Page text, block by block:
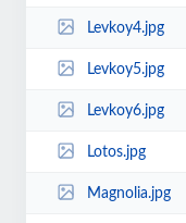
Levkoy4.jpg
Levkoy5.jpg
Levkoy6.jpg
Lotos.jpg
Magnolia.jpg